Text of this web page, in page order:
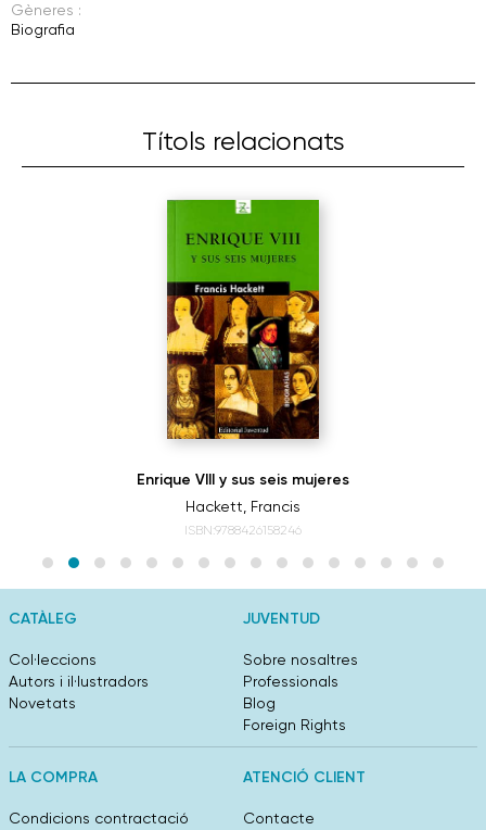
Gèneres :
Biografia
Títols relacionats
Enrique VIII y sus seis mujeres
Hackett, Francis
ISBN:9788426158246
CATÀLEG
Col·leccions
Autors i il·lustradors
Novetats
JUVENTUD
Sobre nosaltres
Professionals
Blog
Foreign Rights
LA COMPRA
Condicions contractació
ATENCIÓ CLIENT
Contacte